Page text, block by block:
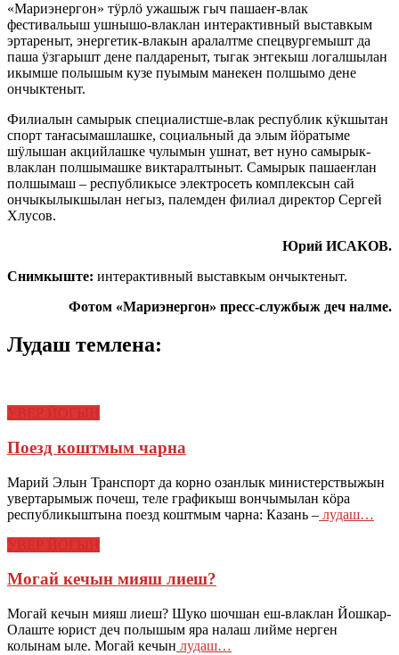
«Мариэнергон» тӱрлӧ ужашыж гыч пашаеҥ-влак
фестивальыш ушнышо-влаклан интерактивный выставкым
эртареныт, энергетик-влакын аралалтме спецвургемышт да
паша ӱзгарышт дене палдареныт, тыгак эҥгекыш логалшылан
икымше полышым кузе пуымым манекен полшымо дене
ончыктеныт.
Филиалын самырык специалистше-влак республик кӱкшытан
спорт таҥасымашлашке, социальный да элым йӧратыме
шӱлышан акцийлашке чулымын ушнат, вет нуно самырык-
влаклан полшымашке виктаралтыныт. Самырык пашаеҥлан
полшымаш – республикысе электросеть комплексын сай
ончыкылыкшылан негыз, палемден филиал директор Сергей
Хлусов.
Юрий ИСАКОВ.
Снимкыште: интерактивный выставкым ончыктеныт.
Фотом «Мариэнергон» пресс-службыж деч налме.
Лудаш темлена:
Поезд коштмым чарна
Марий Элын Транспорт да корно озанлык министерствыжын
увертарымыж почеш, теле графикыш вончымылан кӧра
республикыштына поезд коштмым чарна: Казань – лудаш…
Могай кечын мияш лиеш?
Могай кечын мияш лиеш? Шуко шочшан еш-влаклан Йошкар-
Олаште юрист деч полышым яра налаш лийме нерген
колынам ыле. Могай кечын лудаш…